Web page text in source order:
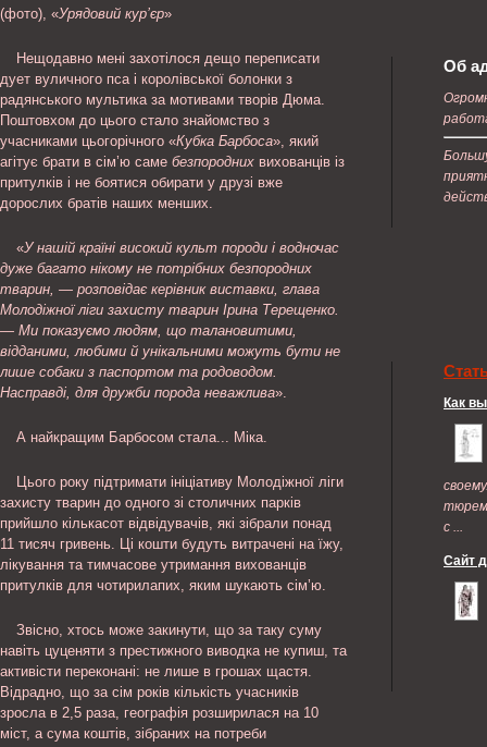
(фото), «Урядовий кур’єр»
Нещодавно мені захотілося дещо переписати
дует вуличного пса і королівської болонки з
радянського мультика за мотивами творів Дюма.
Поштовхом до цього стало знайомство з
учасниками цьогорічного «Кубка Барбоса», який
агітує брати в сім’ю саме безпородних вихованців із
притулків і не боятися обирати у друзі вже
дорослих братів наших менших.
«У нашій країні високий культ породи і водночас
дуже багато нікому не потрібних безпородних
тварин, — розповідає керівник виставки, глава
Молодіжної ліги захисту тварин Ірина Терещенко.
— Ми показуємо людям, що талановитими,
відданими, любими й унікальними можуть бути не
лише собаки з паспортом та родоводом.
Насправді, для дружби порода неважлива».
А найкращим Барбосом стала... Міка.
Цього року підтримати ініціативу Молодіжної ліги
захисту тварин до одного зі столичних парків
прийшло кількасот відвідувачів, які зібрали понад
11 тисяч гривень. Ці кошти будуть витрачені на їжу,
лікування та тимчасове утримання вихованців
притулків для чотирилапих, яким шукають сім’ю.
Звісно, хтось може закинути, що за таку суму
навіть цуценяти з престижного виводка не купиш, та
активісти переконані: не лише в грошах щастя.
Відрадно, що за сім років кількість учасників
зросла в 2,5 раза, географія розширилася на 10
міст, а сума коштів, зібраних на потреби
Об
Как
с ...
Сайт